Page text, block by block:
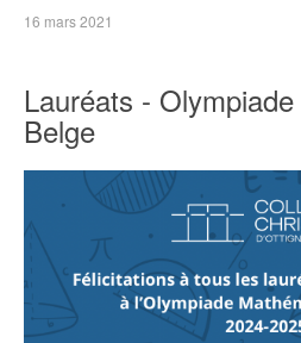
16 mars 2021
Lauréats -
Belge